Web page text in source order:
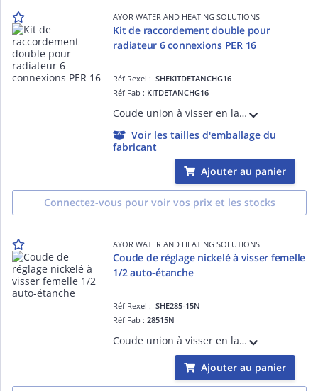
AYOR WATER AND HEATING SOLUTIONS
Kit de raccordement double pour
radiateur 6 connexions PER 16
Réf Rexel :SHEKITDETANCHG16
Réf Fab : KITDETANCHG16
Coude union à visser en laiton brut - raccordement mâle femelle 3/4
Voir les tailles d'emballage du
fabricant
Ajouter au panier
Connectez-vous pour voir vos prix et les stocks
AYOR WATER AND HEATING SOLUTIONS
Coude de réglage nickelé à visser femelle
1/2 auto-étanche
Réf Rexel :SHE285-15N
Réf Fab :28515N
Coude union à visser en laiton brut - raccordement mâle femelle 3/4
Ajouter au panier